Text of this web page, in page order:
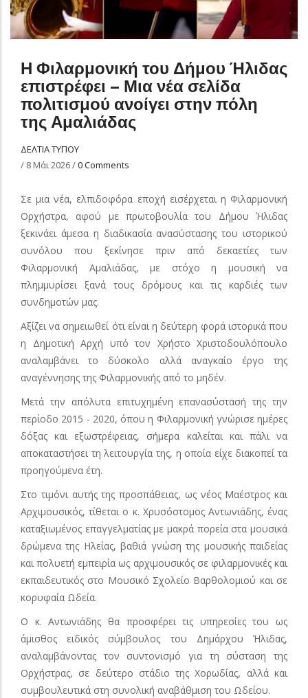
Η Φιλαρμονική του Δήμου Ήλιδας
επιστρέφει – Μια νέα σελίδα
πολιτισμού ανοίγει στην πόλη
της Αμαλιάδας
ΔΕΛΤΙΑ ΤΥΠΟΥ
/ 8 Μάι 2026/0 Comments
Σε μια νέα, ελπιδοφόρα εποχή εισέρχεται η Φιλαρμονική
Ορχήστρα, αφού με πρωτοβουλία του Δήμου Ήλιδας
ξεκινάει άμεσα η διαδικασία ανασύστασης του ιστορικού
συνόλου που ξεκίνησε πριν από δεκαετίες των
Φιλαρμονική Αμαλιάδας, με στόχο η μουσική να
πλημμυρίσει ξανά τους δρόμους και τις καρδιές των
συνδημοτών μας.
Αξίζει να σημειωθεί ότι είναι η δεύτερη φορά ιστορικά που
η Δημοτική Αρχή υπό τον Χρήστο Χριστοδουλόπουλο
αναλαμβάνει το δύσκολο αλλά αναγκαίο έργο της
αναγέννησης της Φιλαρμονικής από το μηδέν.
Μετά την απόλυτα επιτυχημένη επανασύστασή της την
περίοδο 2015 - 2020, όπου η Φιλαρμονική γνώρισε ημέρες
δόξας και εξωστρέφειας, σήμερα καλείται και πάλι να
αποκαταστήσει τη λειτουργία της, η οποία είχε διακοπεί τα
προηγούμενα έτη.
Στο τιμόνι αυτής της προσπάθειας, ως νέος Μαέστρος και
Αρχιμουσικός, τίθεται ο κ. Χρυσόστομος Αντωνιάδης, ένας
καταξιωμένος επαγγελματίας με μακρά πορεία στα μουσικά
δρώμενα της Ηλείας, βαθιά γνώση της μουσικής παιδείας
και πολυετή εμπειρία ως αρχιμουσικός σε φιλαρμονικές και
εκπαιδευτικός στο Μουσικό Σχολείο Βαρθολομιού και σε
κορυφαία Ωδεία.
Ο κ. Αντωνιάδης θα προσφέρει τις υπηρεσίες του ως
άμισθος ειδικός σύμβουλος του Δημάρχου Ήλιδας,
αναλαμβάνοντας τον συντονισμό για τη σύσταση της
Ορχήστρας, σε δεύτερο στάδιο της Χορωδίας, αλλά και
συμβουλευτικά στη συνολική αναβάθμιση του Ωδείου.